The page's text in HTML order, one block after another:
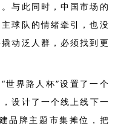
与此同时，中国市场的
球队的情绪牵引，也没
动泛人群，必须找到更
“世界路人杯”设置了一个
，设计了一个线上线下一
品牌主题 市集摊位， 把